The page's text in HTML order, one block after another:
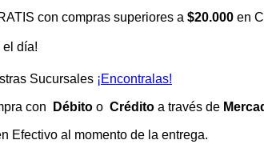
con compras superiores a $20.000 en
el día!
Sucursales ¡Encontralas!
con Débito o Crédito a través de
Efectivo al momento de la entrega.